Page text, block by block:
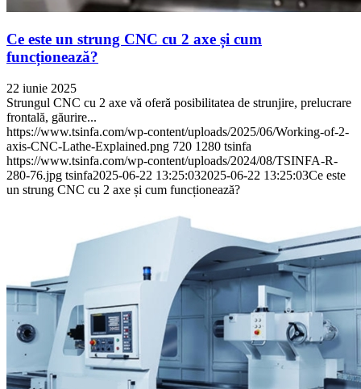
Ce este un strung CNC cu 2 axe și cum
funcționează?
22 iunie 2025
Strungul CNC cu 2 axe vă oferă posibilitatea de strunjire, prelucrare
frontală, găurire...
https://www.tsinfa.com/wp-content/uploads/2025/06/Working-of-2-
axis-CNC-Lathe-Explained.png 720 1280 tsinfa
https://www.tsinfa.com/wp-content/uploads/2024/08/TSINFA-R-
280-76.jpg tsinfa2025-06-22 13:25:032025-06-22 13:25:03Ce este
un strung CNC cu 2 axe și cum funcționează?